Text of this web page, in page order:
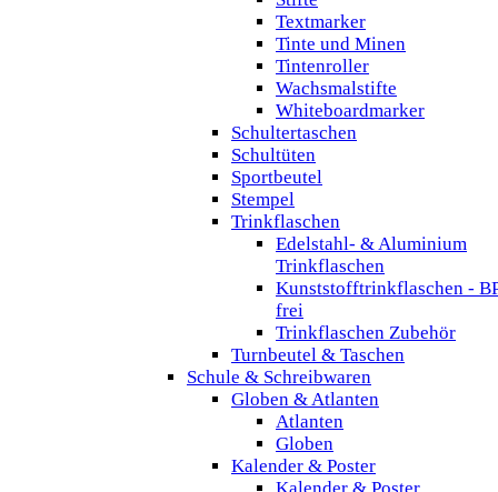
Textmarker
Tinte und Minen
Tintenroller
Wachsmalstifte
Whiteboardmarker
Schultertaschen
Schultüten
Sportbeutel
Stempel
Trinkflaschen
Edelstahl- & Aluminium
Trinkflaschen
Kunststofftrinkflaschen -
frei
Trinkflaschen Zubehör
Turnbeutel & Taschen
Schule & Schreibwaren
Globen & Atlanten
Atlanten
Globen
Kalender & Poster